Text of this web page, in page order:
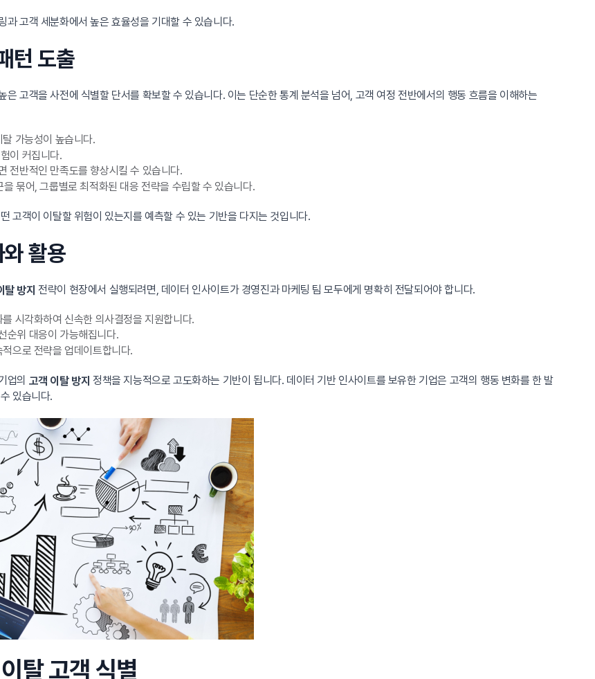
고객 세분화에서 높은 효율성을 기대할 수 있습니다.
턴 도출
고객을 사전에 식별할 단서를 확보할 수 있습니다. 이는 단순한 통계 분석을 넘어, 고객 여정 전반에서의 행동 흐름을 이해하는
가능성이 높습니다.
이 커집니다.
전반적인 만족도를 향상시킬 수 있습니다.
묶어, 그룹별로 최적화된 대응 전략을 수립할 수 있습니다.
고객이 이탈할 위험이 있는지를 예측할 수 있는 기반을 다지는 것입니다.
활용
탈 방지 전략이 현장에서 실행되려면, 데이터 인사이트가 경영진과 마케팅 팀 모두에게 명확히 전달되어야 합니다.
시각화하여 신속한 의사결정을 지원합니다.
순위 대응이 가능해집니다.
으로 전략을 업데이트합니다.
업의 고객 이탈 방지 정책을 지능적으로 고도화하는 기반이 됩니다. 데이터 기반 인사이트를 보유한 기업은 고객의 행동 변화를 한 발
있습니다.
탈 고객 식별